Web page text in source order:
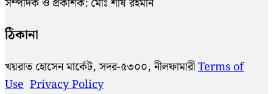
ঠিকানা
খয়রাত হোসেন মার্কেট, সদর-৫৩০০, নীলফামারীTerms of
Use Privacy Policy